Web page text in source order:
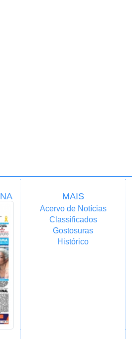
MAIS
Acervo de Notícias
Classificados
Gostosuras
Histórico